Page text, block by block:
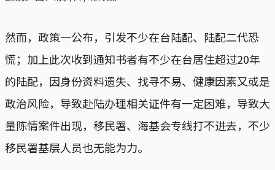
然而，政策一公布，引发不少在台陆配、陆配二代恐
慌；加上此次收到通知书者有不少在台居住超过20年
的陆配，因身份资料遗失、找寻不易、健康因素又或是
政治风险，导致赴陆办理相关证件有一定困难，导致大
量陈情案件出现，移民署、海基会专线打不进去，不少
移民署基层人员也无能为力。